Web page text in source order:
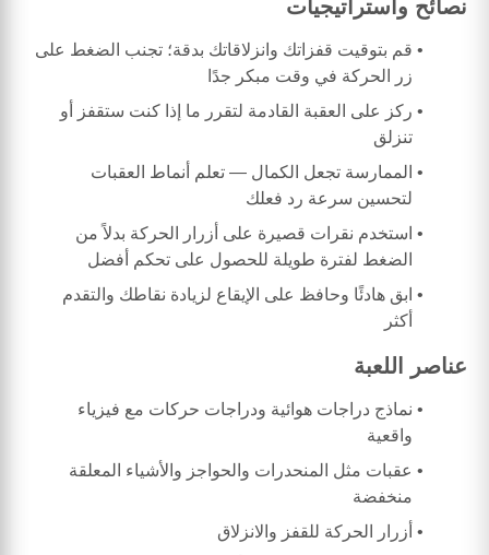
نصائح واستراتيجيات
قم بتوقيت قفزاتك وانزلاقاتك بدقة؛ تجنب الضغط على
زر الحركة في وقت مبكر جدًا
ركز على العقبة القادمة لتقرر ما إذا كنت ستقفز أو
تنزلق
الممارسة تجعل الكمال — تعلم أنماط العقبات
لتحسين سرعة رد فعلك
استخدم نقرات قصيرة على أزرار الحركة بدلاً من
الضغط لفترة طويلة للحصول على تحكم أفضل
ابق هادئًا وحافظ على الإيقاع لزيادة نقاطك والتقدم
أكثر
عناصر اللعبة
نماذج دراجات هوائية ودراجات حركات مع فيزياء
واقعية
عقبات مثل المنحدرات والحواجز والأشياء المعلقة
منخفضة
أزرار الحركة للقفز والانزلاق